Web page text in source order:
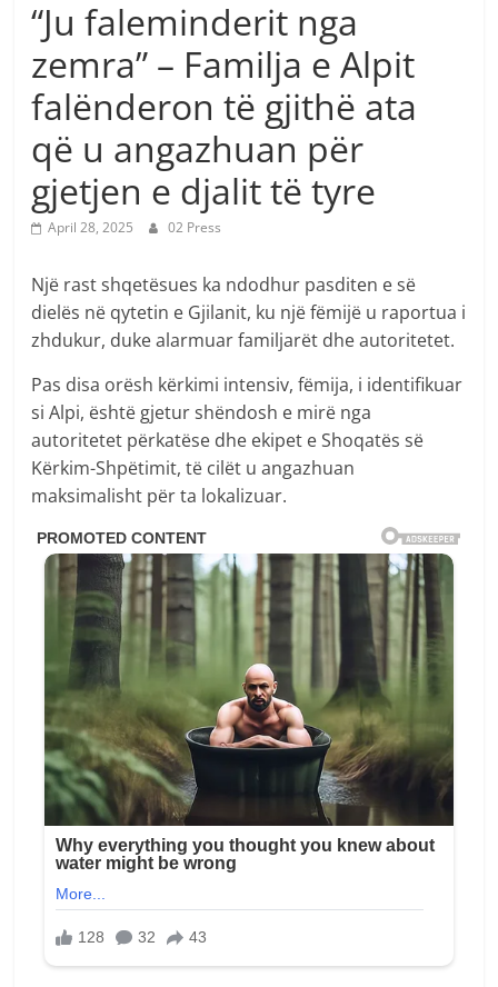
“Ju faleminderit nga
zemra” – Familja e Alpit
falënderon të gjithë ata
që u angazhuan për
gjetjen e djalit të tyre
April 28, 2025 02 Press
Një rast shqetësues ka ndodhur pasditen e së
dielës në qytetin e Gjilanit, ku një fëmijë u raportua i
zhdukur, duke alarmuar familjarët dhe autoritetet.
Pas disa orësh kërkimi intensiv, fëmija, i identifikuar
si Alpi, është gjetur shëndosh e mirë nga
autoritetet përkatëse dhe ekipet e Shoqatës së
Kërkim-Shpëtimit, të cilët u angazhuan
maksimalisht për ta lokalizuar.